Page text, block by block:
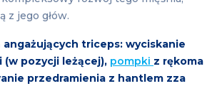
z jego głów.
angażujących triceps: wyciskanie
pozycji leżącej), pompki z rękoma
przedramienia z hantlem zza